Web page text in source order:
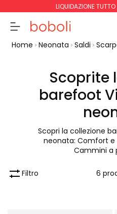
LIQUIDAZIONE
Totale parziale
Continua
Home Neonata Saldi
Scoprite
barefoot
Scopri la collezione
neonata: Comfort e
Cammini a
Filtro 6